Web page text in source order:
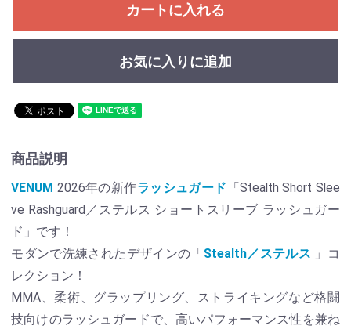
カートに入れる
お気に入りに追加
商品説明
VENUM 2026年の新作ラッシュガード 「Stealth Short Slee
ve Rashguard／ステルス ショートスリーブ ラッシュガー
ド」です！
モダンで洗練されたデザインの「 Stealth／ステルス 」コ
レクション！
MMA、柔術、グラップリング、ストライキングなど格闘
技向けのラッシュガードで、高いパフォーマンス性を兼ね